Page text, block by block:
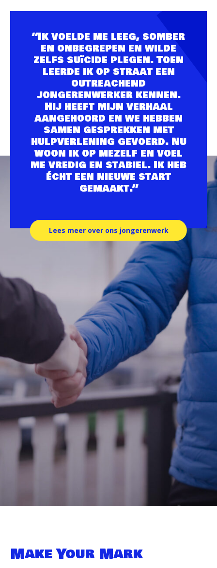
“Ik voelde me leeg, somber
en onbegrepen en wilde
zelfs suïcide plegen. Toen
leerde ik op straat een
outreachend
jongerenwerker kennen.
Hij heeft mijn verhaal
aangehoord en we hebben
samen gesprekken met
hulpverlening gevoerd. Nu
woon ik op mezelf en voel
me vredig en stabiel. Ik heb
écht een nieuwe start
gemaakt.”
Lees meer over ons jongerenwerk
Make Your Mark